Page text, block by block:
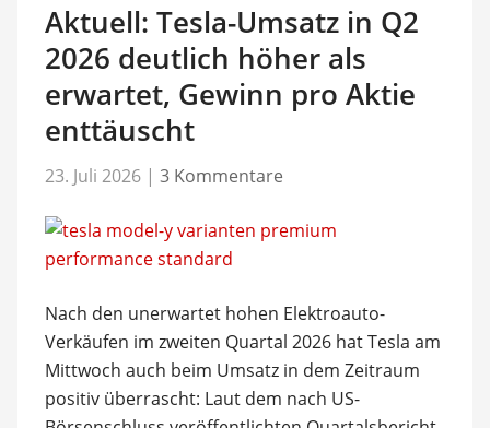
Aktuell: Tesla-Umsatz in Q2
2026 deutlich höher als
erwartet, Gewinn pro Aktie
enttäuscht
23. Juli 2026 | 3 Kommentare
Nach den unerwartet hohen Elektroauto-
Verkäufen im zweiten Quartal 2026 hat Tesla am
Mittwoch auch beim Umsatz in dem Zeitraum
positiv überrascht: Laut dem nach US-